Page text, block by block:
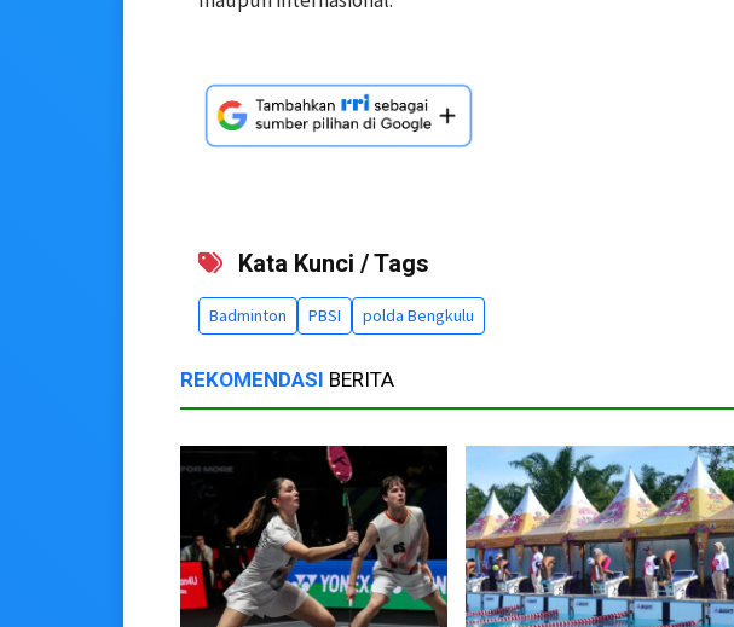
Kata Kunci / Tags
Badminton PBSI polda Bengkulu
REKOMENDASI BERITA